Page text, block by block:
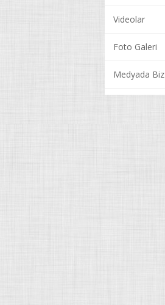
Videolar
Foto Galeri
Medyada Biz